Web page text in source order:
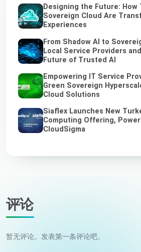
Designing the Future: How
Sovereign Cloud Are
Experiences
From Shadow AI to
Local Service Providers
Future of Trusted AI
Empowering IT Service
Green Sovereign
Cloud Solutions
Siaflex Launches New
Computing Offering,
CloudSigma
评论
暂无评论。发表第一条评论吧。